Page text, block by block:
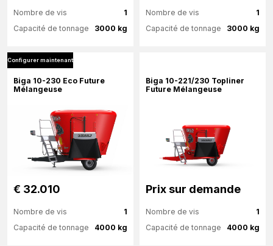
1
Nombre de vis
3000 kg
Capacité de tonnage
Plus d'information
1
Nombre de vis
3000 kg
Capacité de tonnage
Configurer maintenant
Biga 10-230 Eco Future
Mélangeuse
€ 32.010
1
Nombre de vis
4000 kg
Capacité de tonnage
Biga 10-221/230 Topliner
Future Mélangeuse
Prix ​​sur demande
1
Nombre de vis
4000 kg
Capacité de tonnage